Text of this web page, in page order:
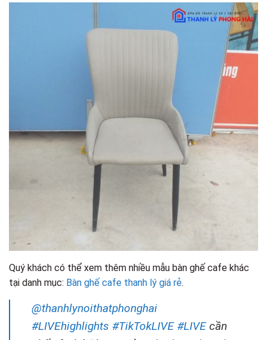
Quý khách có thể xem thêm nhiều mẫu bàn ghế cafe khác
tại danh mục: Bàn ghế cafe thanh lý giá rẻ.
@thanhlynoithatphonghai
#LIVEhighlights #TikTokLIVE #LIVEcần